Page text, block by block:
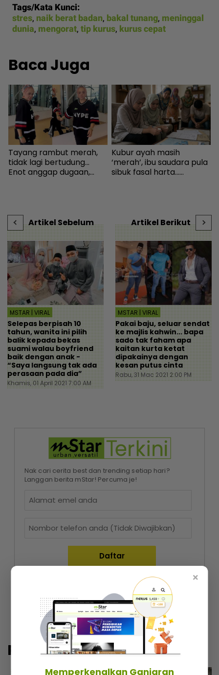
Tags/Kata Kunci:
stres, naik berat badan, bakal tunang, meninggal
dunia, mengorat, tip kurus, kurus cepat
Baca Juga
Tayang rambut merah,
tidak lagi bertudung...
Enot anggap dugaan,
Kubur ayah masih
‘merah’, ibu saudara pula
sibuk fasal harta...
Artikel Sebelum
MSTAR | VIRAL
Selepas berpisah 10
tahun, wanita ini pilih
balik kepada bekas
suami walau boyfriend
baik dengan anak -
“Saya langsung tak ada
perasaan pada dia”
Khamis, 01 April 2021 7:00 AM
Artikel Berikut
MSTAR | VIRAL
Pakai baju, seluar sendat
ke majlis kahwin... bapa
sado tak faham apa
kaitan kurta ketat
dipakainya dengan
kesan putus cinta
Rabu, 31 Mac 2021 2:00 PM
Nak cari cerita best dan trending setiap hari?
Langgan berita mStar! Percuma je!
Dengan menekan butang mendaftar, anda kini bersetuju
Popular@Lokal
×
Memperkenalkan Ganjaran